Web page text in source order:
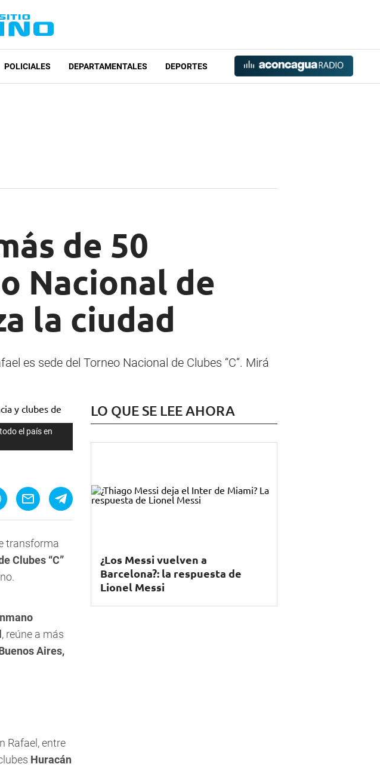
POLICIALES DEPARTAMENTALES DEPORTES
de 50
Nacional de
la ciudad
es sede del Torneo Nacional de Clubes “C”. Mirá
el país en
transforma
Clubes “C”
, reúne a más
Aires,
Rafael, entre
Huracán
LO QUE SE LEE AHORA
¿Los Messi vuelven a
Barcelona?: la respuesta de
Lionel Messi